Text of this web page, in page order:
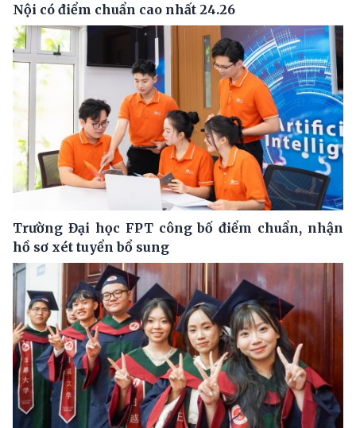
Nội có điểm chuẩn cao nhất 24.26
Trường Đại học FPT công bố điểm chuẩn, nhận
hồ sơ xét tuyển bổ sung